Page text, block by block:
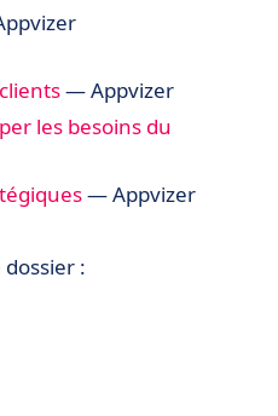
— Appvizer
les besoins du
— Appvizer
: